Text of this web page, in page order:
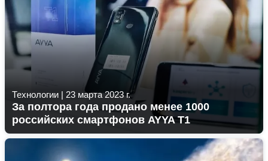
Технологии | 23 марта 2023 г.
За полтора года продано менее 1000
российских смартфонов AYYA T1